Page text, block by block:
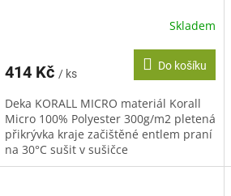
Skladem
414 Kč / ks
Do košíku
Deka KORALL MICRO materiál Korall
Micro 100% Polyester 300g/m2 pletená
přikrývka kraje začištěné entlem praní
na 30°C sušit v sušičce
nedoporučujeme žehlit